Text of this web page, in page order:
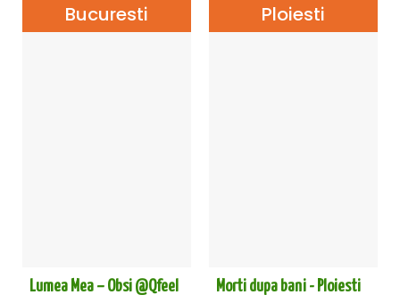
Bucuresti
Lumea Mea – Obsi @Qfeel
Ploiesti
Morti dupa bani - Ploiesti